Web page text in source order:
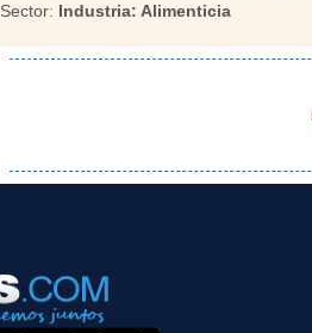
Sector: Industria: Alimenticia